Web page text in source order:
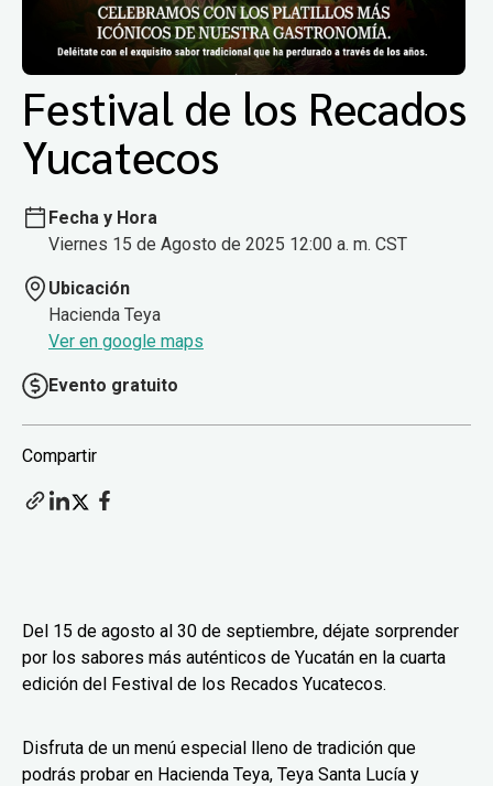
Festival de los Recados
Yucatecos
Fecha y Hora
Viernes 15 de Agosto de 2025 12:00 a. m. CST
Ubicación
Hacienda Teya
Ver en google maps
Evento gratuito
Compartir
Del 15 de agosto al 30 de septiembre, déjate sorprender
por los sabores más auténticos de Yucatán en la cuarta
edición del Festival de los Recados Yucatecos.
Disfruta de un menú especial lleno de tradición que
podrás probar en Hacienda Teya, Teya Santa Lucía y